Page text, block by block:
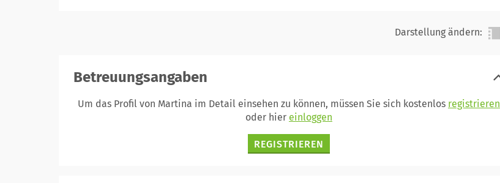
Darstellung ändern:
Betreuungsangaben
Um das Profil von Martina im Detail einsehen zu können, müssen Sie sich kostenlos registrieren
oder hier einloggen
REGISTRIEREN